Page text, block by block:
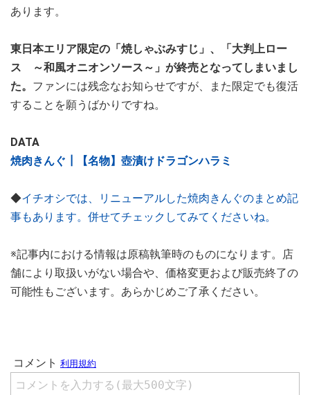
あります。
東日本エリア限定の「焼しゃぶみすじ」、「大判上ロー
ス ～和風オニオンソース～」が終売となってしまいまし
た。 ファンには残念なお知らせですが、また限定でも復活
することを願うばかりですね。
DATA
焼肉きんぐ┃【名物】壺漬けドラゴンハラミ
◆イチオシでは、リニューアルした焼肉きんぐのまとめ記
事もあります。併せてチェックしてみてくださいね。
※記事内における情報は原稿執筆時のものになります。店
舗により取扱いがない場合や、価格変更および販売終了の
可能性もございます。あらかじめご了承ください。